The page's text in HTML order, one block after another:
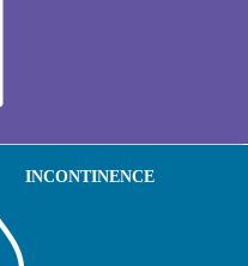
INCONTINENCE